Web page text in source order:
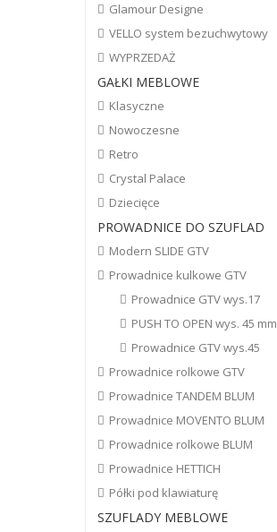
Glamour Designe
VELLO system bezuchwytowy
WYPRZEDAŻ
GAŁKI MEBLOWE
Klasyczne
Nowoczesne
Retro
Crystal Palace
Dziecięce
PROWADNICE DO SZUFLAD
Modern SLIDE GTV
Prowadnice kulkowe GTV
Prowadnice GTV wys.17
PUSH TO OPEN wys. 45 mm
Prowadnice GTV wys.45
Prowadnice rolkowe GTV
Prowadnice TANDEM BLUM
Prowadnice MOVENTO BLUM
Prowadnice rolkowe BLUM
Prowadnice HETTICH
Półki pod klawiaturę
SZUFLADY MEBLOWE